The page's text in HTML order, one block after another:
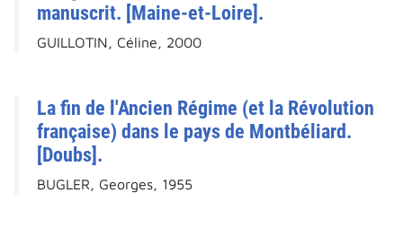
manuscrit. [Maine-et-Loire].
GUILLOTIN, Céline, 2000
La fin de l'Ancien Régime (et la Révolution
française) dans le pays de Montbéliard.
[Doubs].
BUGLER, Georges, 1955